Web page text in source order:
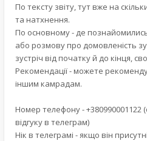
По тексту звіту, тут вже на
та натхнення.
По основному - де
або розмову про домовленість
зустріч від початку й до кінця,
Рекомендації - можете
іншим камрадам.
Номер телефону - +380990001122
відгуку в телеграм)
Нік в телеграмі - якщо він